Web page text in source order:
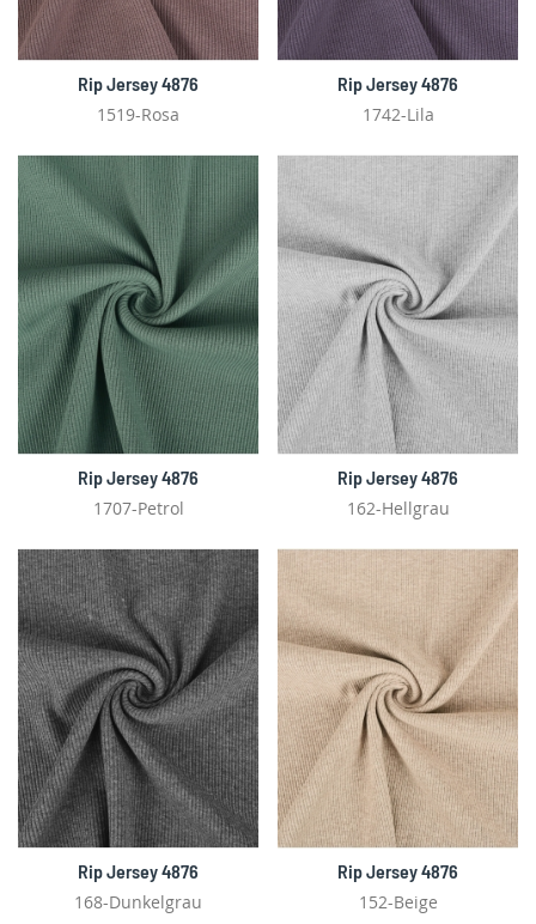
Rip Jersey 4876
1519-Rosa
Rip Jersey 4876
1742-Lila
Rip Jersey 4876
1707-Petrol
Rip Jersey 4876
162-Hellgrau
Rip Jersey 4876
168-Dunkelgrau
Rip Jersey 4876
152-Beige